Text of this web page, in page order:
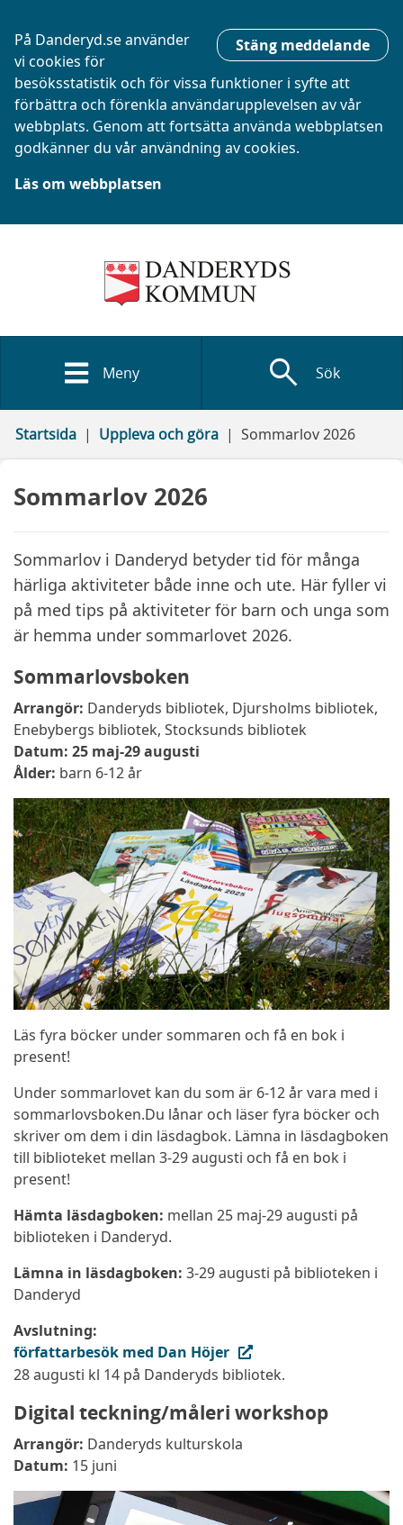
Stäng meddelande
På Danderyd.se använder
vi cookies för
besöksstatistik och för vissa funktioner i syfte att
förbättra och förenkla användarupplevelsen av vår
webbplats. Genom att fortsätta använda webbplatsen
godkänner du vår användning av cookies.
Läs om webbplatsen
Meny search Sök
Startsida Uppleva och göra Sommarlov 2026
Sommarlov 2026
Sommarlov i Danderyd betyder tid för många
härliga aktiviteter både inne och ute. Här fyller vi
på med tips på aktiviteter för barn och unga som
är hemma under sommarlovet 2026.
Sommarlovsboken
Arrangör: Danderyds bibliotek, Djursholms bibliotek,
Enebybergs bibliotek, Stocksunds bibliotek
Datum: 25 maj-29 augusti
Ålder: barn 6-12 år
Läs fyra böcker under sommaren och få en bok i
present!
Under sommarlovet kan du som är 6-12 år vara med i
sommarlovsboken.Du lånar och läser fyra böcker och
skriver om dem i din läsdagbok. Lämna in läsdagboken
till biblioteket mellan 3-29 augusti och få en bok i
present!
Hämta läsdagboken: mellan 25 maj-29 augusti på
biblioteken i Danderyd.
Lämna in läsdagboken: 3-29 augusti på biblioteken i
Danderyd
Avslutning:
författarbesök med Dan Höjer
(extern länk, öppnas i ny flik)
28 augusti kl 14 på Danderyds bibliotek.
Digital teckning/måleri workshop
Arrangör: Danderyds kulturskola
Datum: 15 juni